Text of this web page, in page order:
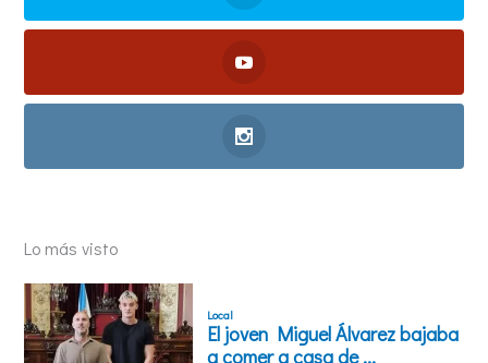
Lo más visto